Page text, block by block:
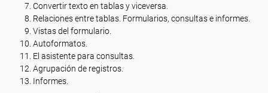
Convertir texto en tablas y viceversa.
Relaciones entre tablas. Formularios, consultas e informes.
Vistas del formulario.
Autoformatos.
El asistente para consultas.
Agrupación de registros.
Informes.